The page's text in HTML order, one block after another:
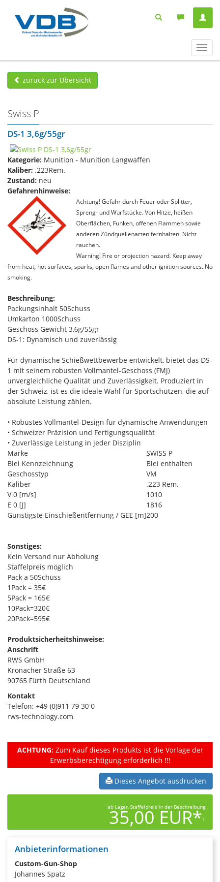
ein-/
zurück zur Übersicht
Swiss P
DS-1 3,6g/55gr
Kategorie: Munition - Munition Langwaffen
Kaliber: .223Rem.
Zustand: neu
Gefahrenhinweise:
Achtung! Gefahr durch Feuer oder Splitter,
Spreng- und Wurfstücke. Von Hitze, heißen
Oberflächen, Funken, offenen Flammen sowie
anderen Zündquellenarten fernhalten. Nicht
rauchen.
Warning! Fire or projection hazard. Keep away
from heat, hot surfaces, sparks, open flames and other ignition sources. No
smoking.
Beschreibung:
Packungsinhalt 50Schuss
Umkarton 1000Schuss
Geschoss Gewicht 3,6g/55gr
DS-1: Dynamisch und zuverlässig
Für dynamische Schießwettbewerbe entwickelt, bietet das DS-
1 mit seinem robusten Vollmantel-Geschoss (FMJ)
unvergleichliche Qualität und Zuverlässigkeit. Produziert in
der Schweiz, ist es die ideale Wahl für Sportschützen, die auf
absolute Leistung zählen.
• Robustes Vollmantel-Design für dynamische Anwendungen
• Schweizer Präzision und Fertigungsqualität
• Zuverlässige Leistung in jeder Disziplin
Marke
SWISS P
Blei Kennzeichnung
Blei enthalten
Geschosstyp
VM
Kaliber
.223 Rem.
V 0 [m/s]
1010
E 0 [J]
1816
Günstigste Einschießentfernung / GEE [m]200
Sonstiges:
Kein Versand nur Abholung
Staffelpreis möglich
Pack a 50Schuss
1Pack = 35€
5Pack = 165€
10Pack=320€
20Pack=595€
Produktsicherheitshinweise:
Anschrift
RWS GmbH
Kronacher Straße 63
90765 Fürth Deutschland
Kontakt
Telefon: +49 (0)911 79 30 0
rws-technology.com
ACHTUNG:Zum Kauf dieses Produkts ist die Vorlage der
Erwerbsberechtigung erforderlich !!!
Dieses Angebot ausdrucken
ab Lager, Staffelpreis in der Beschreibung
35,00 EUR*1
Anbieterinformationen
Custom-Gun-Shop
Johannes Spatz